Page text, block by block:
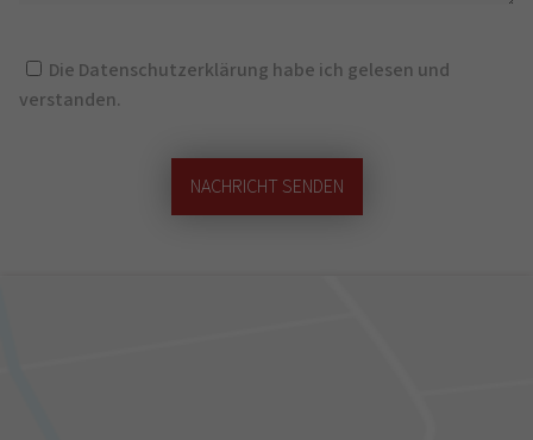
Die Datenschutzerklärung habe ich gelesen und
verstanden.